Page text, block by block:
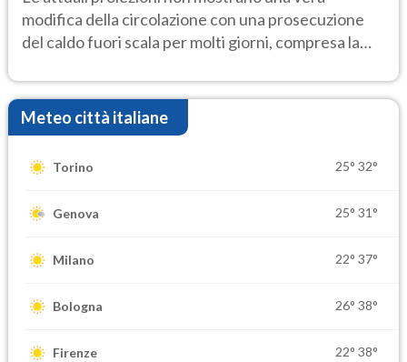
modifica della circolazione con una prosecuzione
del caldo fuori scala per molti giorni, compresa la
Meteo città italiane
Torino 25° 32°
Genova 25° 31°
Milano 22° 37°
Bologna 26° 38°
Firenze 22° 38°